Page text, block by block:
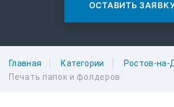
ОСТАВИТЬ
Главная Категории
Ростов-на-
Печать папок и фолдеров